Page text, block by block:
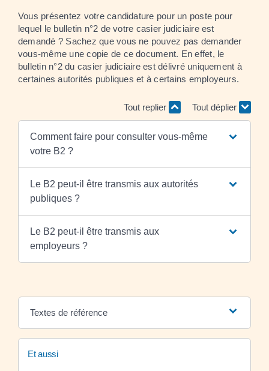
Vous présentez votre candidature pour un poste pour
lequel le bulletin n°2 de votre casier judiciaire est
demandé ? Sachez que vous ne pouvez pas demander
vous-même une copie de ce document. En effet, le
bulletin n°2 du casier judiciaire est délivré uniquement à
certaines autorités publiques et à certains employeurs.
Tout replier Tout déplier
Comment faire pour consulter vous-même
votre B2 ?
Le B2 peut-il être transmis aux autorités
publiques ?
Le B2 peut-il être transmis aux
employeurs ?
Textes de référence
Et aussi